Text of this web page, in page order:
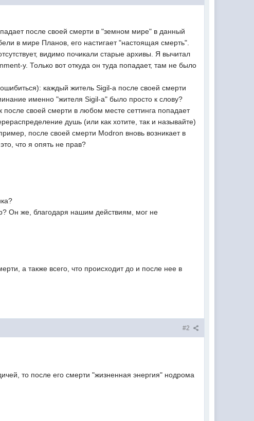
после своей смерти в "земном мире" в данный
в мире Планов, его настигает "настоящая смерть".
видимо почикали старые архивы. Я вычитал
у. Только вот откуда он туда попадает, там не было
каждый житель Sigil-а после своей смерти
именно "жителя Sigil-a" было просто к слову?
своей смерти в любом месте сеттинга попадает
душь (или как хотите, так и называйте)
после своей смерти Modron вновь возникает в
что я опять не прав?
Он же, благодаря нашим действиям, мог не
а также всего, что происходит до и после нее в
#2
то после его смерти "жизненная энергия" нодрома